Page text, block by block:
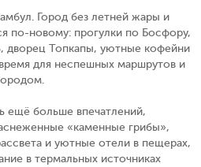
Город без летней жары и
по-новому: прогулки по Босфору,
дворец Топкапы, уютные кофейни
для неспешных маршрутов и
ещё больше впечатлений,
«каменные грибы»,
и уютные отели в пещерах,
в термальных источниках